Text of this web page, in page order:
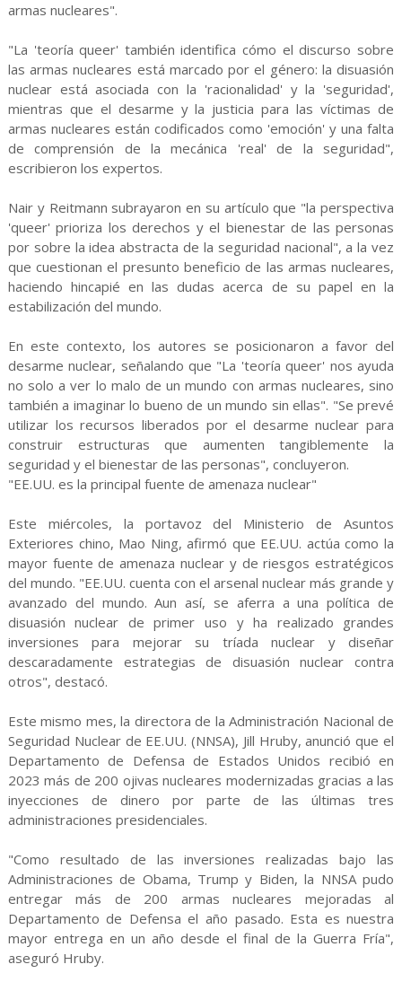
armas nucleares".
"La 'teoría queer' también identifica cómo el discurso sobre
las armas nucleares está marcado por el género: la disuasión
nuclear está asociada con la 'racionalidad' y la 'seguridad',
mientras que el desarme y la justicia para las víctimas de
armas nucleares están codificados como 'emoción' y una falta
de comprensión de la mecánica 'real' de la seguridad",
escribieron los expertos.
Nair y Reitmann subrayaron en su artículo que "la perspectiva
'queer' prioriza los derechos y el bienestar de las personas
por sobre la idea abstracta de la seguridad nacional", a la vez
que cuestionan el presunto beneficio de las armas nucleares,
haciendo hincapié en las dudas acerca de su papel en la
estabilización del mundo.
En este contexto, los autores se posicionaron a favor del
desarme nuclear, señalando que "La 'teoría queer' nos ayuda
no solo a ver lo malo de un mundo con armas nucleares, sino
también a imaginar lo bueno de un mundo sin ellas". "Se prevé
utilizar los recursos liberados por el desarme nuclear para
construir estructuras que aumenten tangiblemente la
seguridad y el bienestar de las personas", concluyeron.
"EE.UU. es la principal fuente de amenaza nuclear"
Este miércoles, la portavoz del Ministerio de Asuntos
Exteriores chino, Mao Ning, afirmó que EE.UU. actúa como la
mayor fuente de amenaza nuclear y de riesgos estratégicos
del mundo. "EE.UU. cuenta con el arsenal nuclear más grande y
avanzado del mundo. Aun así, se aferra a una política de
disuasión nuclear de primer uso y ha realizado grandes
inversiones para mejorar su tríada nuclear y diseñar
descaradamente estrategias de disuasión nuclear contra
otros", destacó.
Este mismo mes, la directora de la Administración Nacional de
Seguridad Nuclear de EE.UU. (NNSA), Jill Hruby, anunció que el
Departamento de Defensa de Estados Unidos recibió en
2023 más de 200 ojivas nucleares modernizadas gracias a las
inyecciones de dinero por parte de las últimas tres
administraciones presidenciales.
"Como resultado de las inversiones realizadas bajo las
Administraciones de Obama, Trump y Biden, la NNSA pudo
entregar más de 200 armas nucleares mejoradas al
Departamento de Defensa el año pasado. Esta es nuestra
mayor entrega en un año desde el final de la Guerra Fría",
aseguró Hruby.